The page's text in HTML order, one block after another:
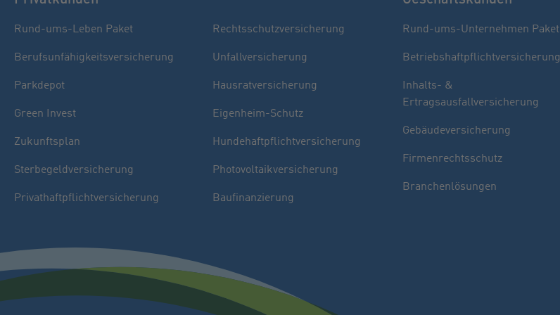
Rund-ums-Leben Paket
Berufsunfähigkeitsversicherung
Parkdepot
Green Invest
Zukunftsplan
Sterbegeldversicherung
Privathaftpflichtversicherung
Rechtsschutzversicherung
Unfallversicherung
Hausratversicherung
Eigenheim-Schutz
Hundehaftpflichtversicherung
Photovoltaikversicherung
Baufinanzierung
Rund-ums-Unternehmen Paket
Betriebshaftpflichtversicherung
Inhalts- &
Ertragsausfallversicherung
Gebäudeversicherung
Firmenrechtsschutz
Branchenlösungen